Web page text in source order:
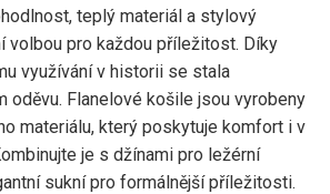
teplý materiál a stylový
volbou pro každou příležitost. Díky
využívání v historii se stala
oděvu. Flanelové košile jsou vyrobeny
materiálu, který poskytuje komfort i v
je s džínami pro ležérní
sukní pro formálnější příležitosti.